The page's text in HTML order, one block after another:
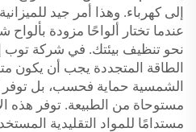
إلى كهرباء. وهذا أمر جيد
عندما تختار ألواحًا مزودة
نحو تنظيف بيئتك. في شركة
الطاقة المتجددة يجب أن يكون
الشمسية حماية فحسب، بل توفر
مستوحاة من الطبيعة. توفر هذه